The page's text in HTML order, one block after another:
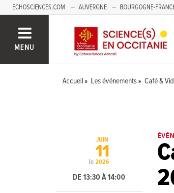
ECHOSCIENCES.COM AUVERGNE BOURGOGNE-
MENU
Accueil Les événements Café &
le
JUIN
11
2026
DE 13:30 À 14:00